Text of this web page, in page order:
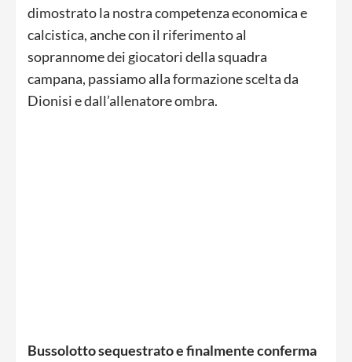
dimostrato la nostra competenza economica e
calcistica, anche con il riferimento al
soprannome dei giocatori della squadra
campana, passiamo alla formazione scelta da
Dionisi e dall’allenatore ombra.
Bussolotto sequestrato e finalmente conferma